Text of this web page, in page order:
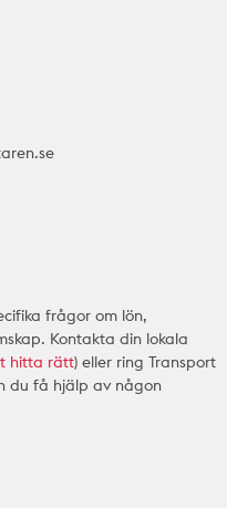
frågor om lön,
Kontakta din lokala
hitta rätt) eller ring Transport
du få hjälp av någon